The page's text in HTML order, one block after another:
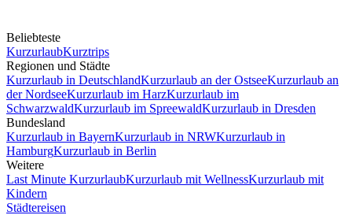
Beliebteste
KurzurlaubKurztrips
Regionen und Städte
Kurzurlaub in DeutschlandKurzurlaub an der OstseeKurzurlaub an
der NordseeKurzurlaub im HarzKurzurlaub im
SchwarzwaldKurzurlaub im SpreewaldKurzurlaub in Dresden
Bundesland
Kurzurlaub in BayernKurzurlaub in NRWKurzurlaub in
HamburgKurzurlaub in Berlin
Weitere
Last Minute KurzurlaubKurzurlaub mit WellnessKurzurlaub mit
Kindern
Städtereisen